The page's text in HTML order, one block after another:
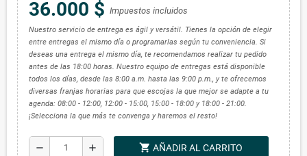
36.000 $ Impuestos incluidos
Nuestro servicio de entrega es ágil y versátil. Tienes la opción de elegir
entre entregas el mismo día o programarlas según tu conveniencia. Si
deseas una entrega el mismo día, te recomendamos realizar tu pedido
antes de las 18:00 horas. Nuestro equipo de entregas está disponible
todos los días, desde las 8:00 a.m. hasta las 9:00 p.m., y te ofrecemos
diversas franjas horarias para que escojas la que mejor se adapte a tu
agenda: 08:00 - 12:00, 12:00 - 15:00, 15:00 - 18:00 y 18:00 - 21:00.
¡Selecciona la que más te convenga y haremos el resto!
remove add shopping_cart AÑADIR AL CARRITO